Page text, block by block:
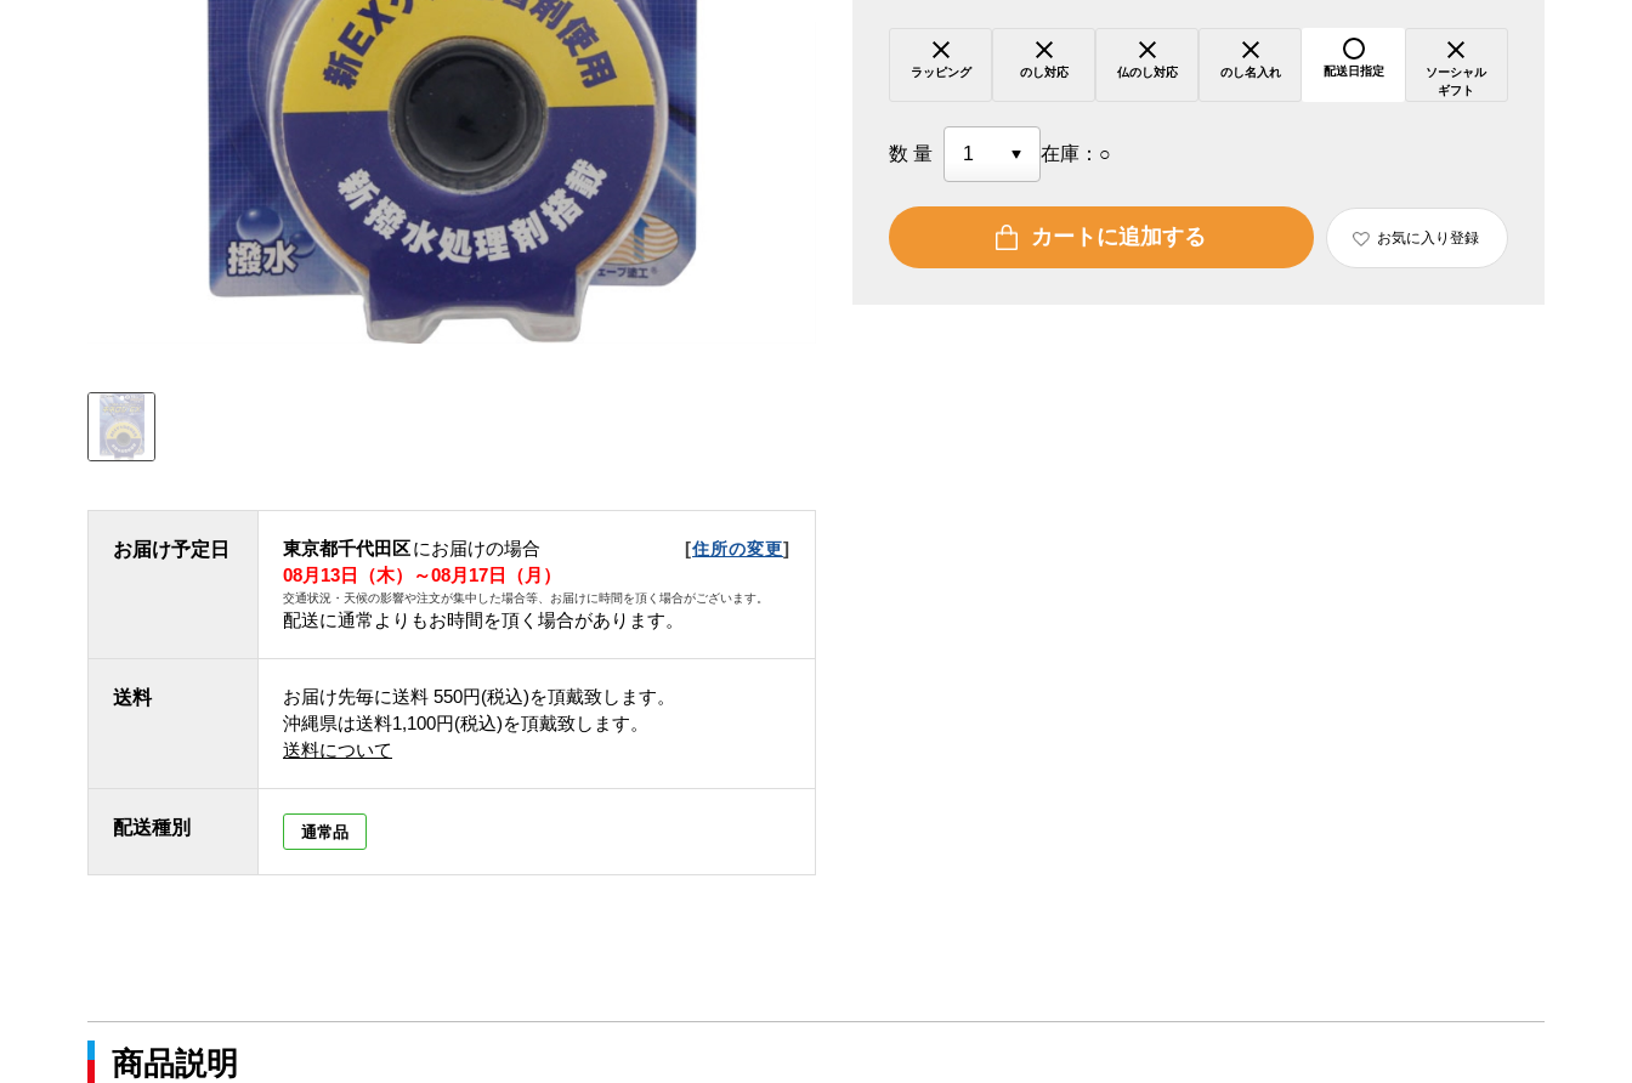
お届け予定日 東京都千代田区にお届けの場合 [住所の変更]
08月13日（木）～08月17日（月）
交通状況・天候の影響や注文が集中した場合等、お届けに時間を頂く場合がございます。
配送に通常よりもお時間を頂く場合があります。
送料 お届け先毎に送料 550円(税込)を頂戴致します。
沖縄県は送料1,100円(税込)を頂戴致します。
送料について
配送種別 通常品
ラッピング のし対応 仏のし対応 のし名入れ 配送日指定
ソーシャル
ギフト
数量 在庫： ○
カートに追加する お気に入り登録
商品説明